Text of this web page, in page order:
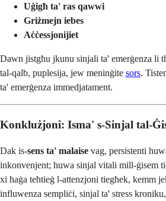
Uġigħ ta' ras qawwi
Griżmejn iebes
Aċċessjonijiet
Dawn jistgħu jkunu sinjali ta' emerġenza li
tal-qalb, puplesija, jew meninġite sors.
ta' emerġenza immedjatament.
Konklużjoni: Isma' s-Sinjal tal-
Dak is-sens ta' malaise vag, persistenti
inkonvenjent; huwa sinjal vitali mill-ġisem
xi ħaġa teħtieġ l-attenzjoni tiegħek, kemm
influwenza sempliċi, sinjal ta' stress